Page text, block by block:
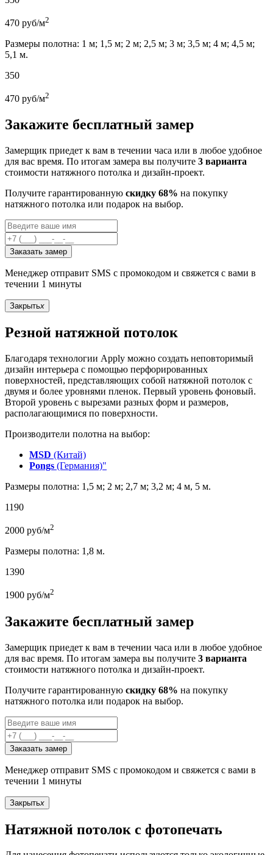
470 руб/м2
Размеры полотна: 1 м; 1,5 м; 2 м; 2,5 м; 3 м; 3,5 м; 4 м; 4,5 м;
5,1 м.
350
470 руб/м2
Закажите бесплатный замер
Замерщик приедет к вам в течении часа или в любое удобное
для вас время. По итогам замера вы получите 3 варианта
стоимости натяжного потолка и дизайн-проект.
Получите гарантированную скидку 68% на покупку
натяжного потолка или подарок на выбор.
Заказать замер
Менеджер отправит SMS с промокодом и свяжется с вами в
течении 1 минуты
Закрытьx
Резной натяжной потолок
Благодаря технологии Apply можно создать неповторимый
дизайн интерьера с помощью перфорированных
поверхностей, представляющих собой натяжной потолок с
двумя и более уровнями пленок. Первый уровень фоновый.
Второй уровень с вырезами разных форм и размеров,
располагающимися по поверхности.
Производители полотна на выбор:
MSD (Китай)
Pongs (Германия)"
Размеры полотна: 1,5 м; 2 м; 2,7 м; 3,2 м; 4 м, 5 м.
1190
2000 руб/м2
Размеры полотна: 1,8 м.
1390
1900 руб/м2
Закажите бесплатный замер
Замерщик приедет к вам в течении часа или в любое удобное
для вас время. По итогам замера вы получите 3 варианта
стоимости натяжного потолка и дизайн-проект.
Получите гарантированную скидку 68% на покупку
натяжного потолка или подарок на выбор.
Заказать замер
Менеджер отправит SMS с промокодом и свяжется с вами в
течении 1 минуты
Закрытьx
Натяжной потолок с фотопечать